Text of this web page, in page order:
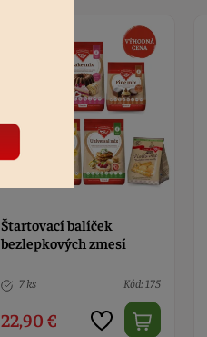
Štartovací balíček
bezlepkových zmesí
7 ks Kód: 175
22,90 €